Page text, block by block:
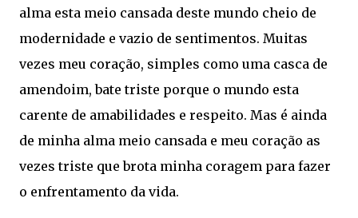
alma esta meio cansada deste mundo cheio de
modernidade e vazio de sentimentos. Muitas
vezes meu coração, simples como uma casca de
amendoim, bate triste porque o mundo esta
carente de amabilidades e respeito. Mas é ainda
de minha alma meio cansada e meu coração as
vezes triste que brota minha coragem para fazer
o enfrentamento da vida.